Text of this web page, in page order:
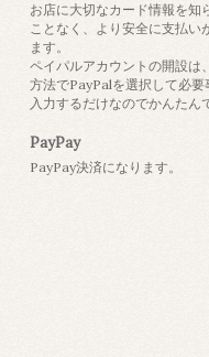
お店に大切なカード情報を知
ことなく、より安全に支払い
ます。
ペイパルアカウントの開設は
方法でPayPalを選択して必要
入力するだけなのでかんたん
PayPay
PayPay決済になります。